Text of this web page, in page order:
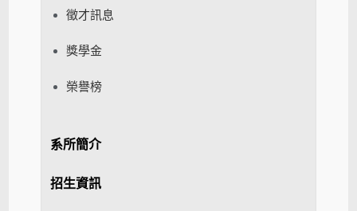
徵才訊息
獎學金
榮譽榜
系所簡介
招生資訊